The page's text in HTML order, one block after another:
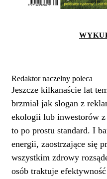
Redaktor naczelny poleca
Jeszcze kilkanaście lat
brzmiał jak slogan z
ekologii lub inwestorów
to po prostu standard. I
energii, zaostrzające się
wszystkim zdrowy
osób traktuje